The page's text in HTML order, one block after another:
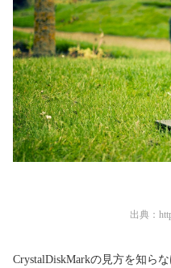
出典：
CrystalDiskMarkの見方を知ら